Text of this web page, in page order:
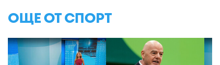
ОЩЕ ОТ СПОРТ